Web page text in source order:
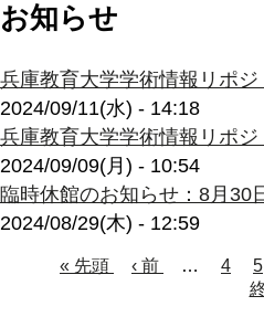
お知らせ
兵庫教育大学学術情報リポ
2024/09/11(水) - 14:18
兵庫教育大学学術情報リポ
2024/09/09(月) - 10:54
臨時休館のお知らせ：8月30
2024/08/29(木) - 12:59
先
« 先頭
前
‹ 前 … Page
4 5